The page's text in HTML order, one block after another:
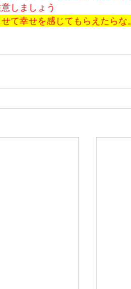
しましょう
て幸せを感じてもらえたらな。